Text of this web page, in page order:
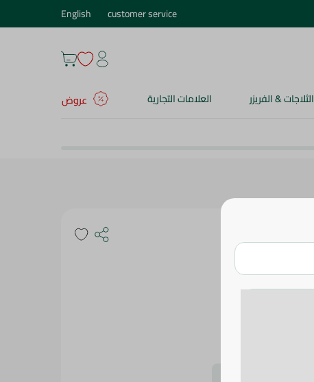
customer service
English
الثلاجات & الفريزر العلامات التجارية
عروض
مقلاية تفلون غير لاصقة لوفلى هارتس من نوفال، 22